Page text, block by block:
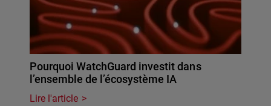
Pourquoi WatchGuard investit dans
l’ensemble de l’écosystème IA
Lire l'article